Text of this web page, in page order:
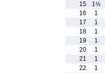
15
1½
16
1
17
1
18
1
19
1
20
1
21
1
22
1